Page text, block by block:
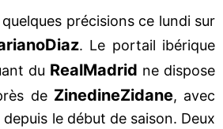
précisions ce lundi sur
Diaz. Le portail ibérique
du RealMadrid ne dispose
de ZinedineZidane, avec
le début de saison. Deux